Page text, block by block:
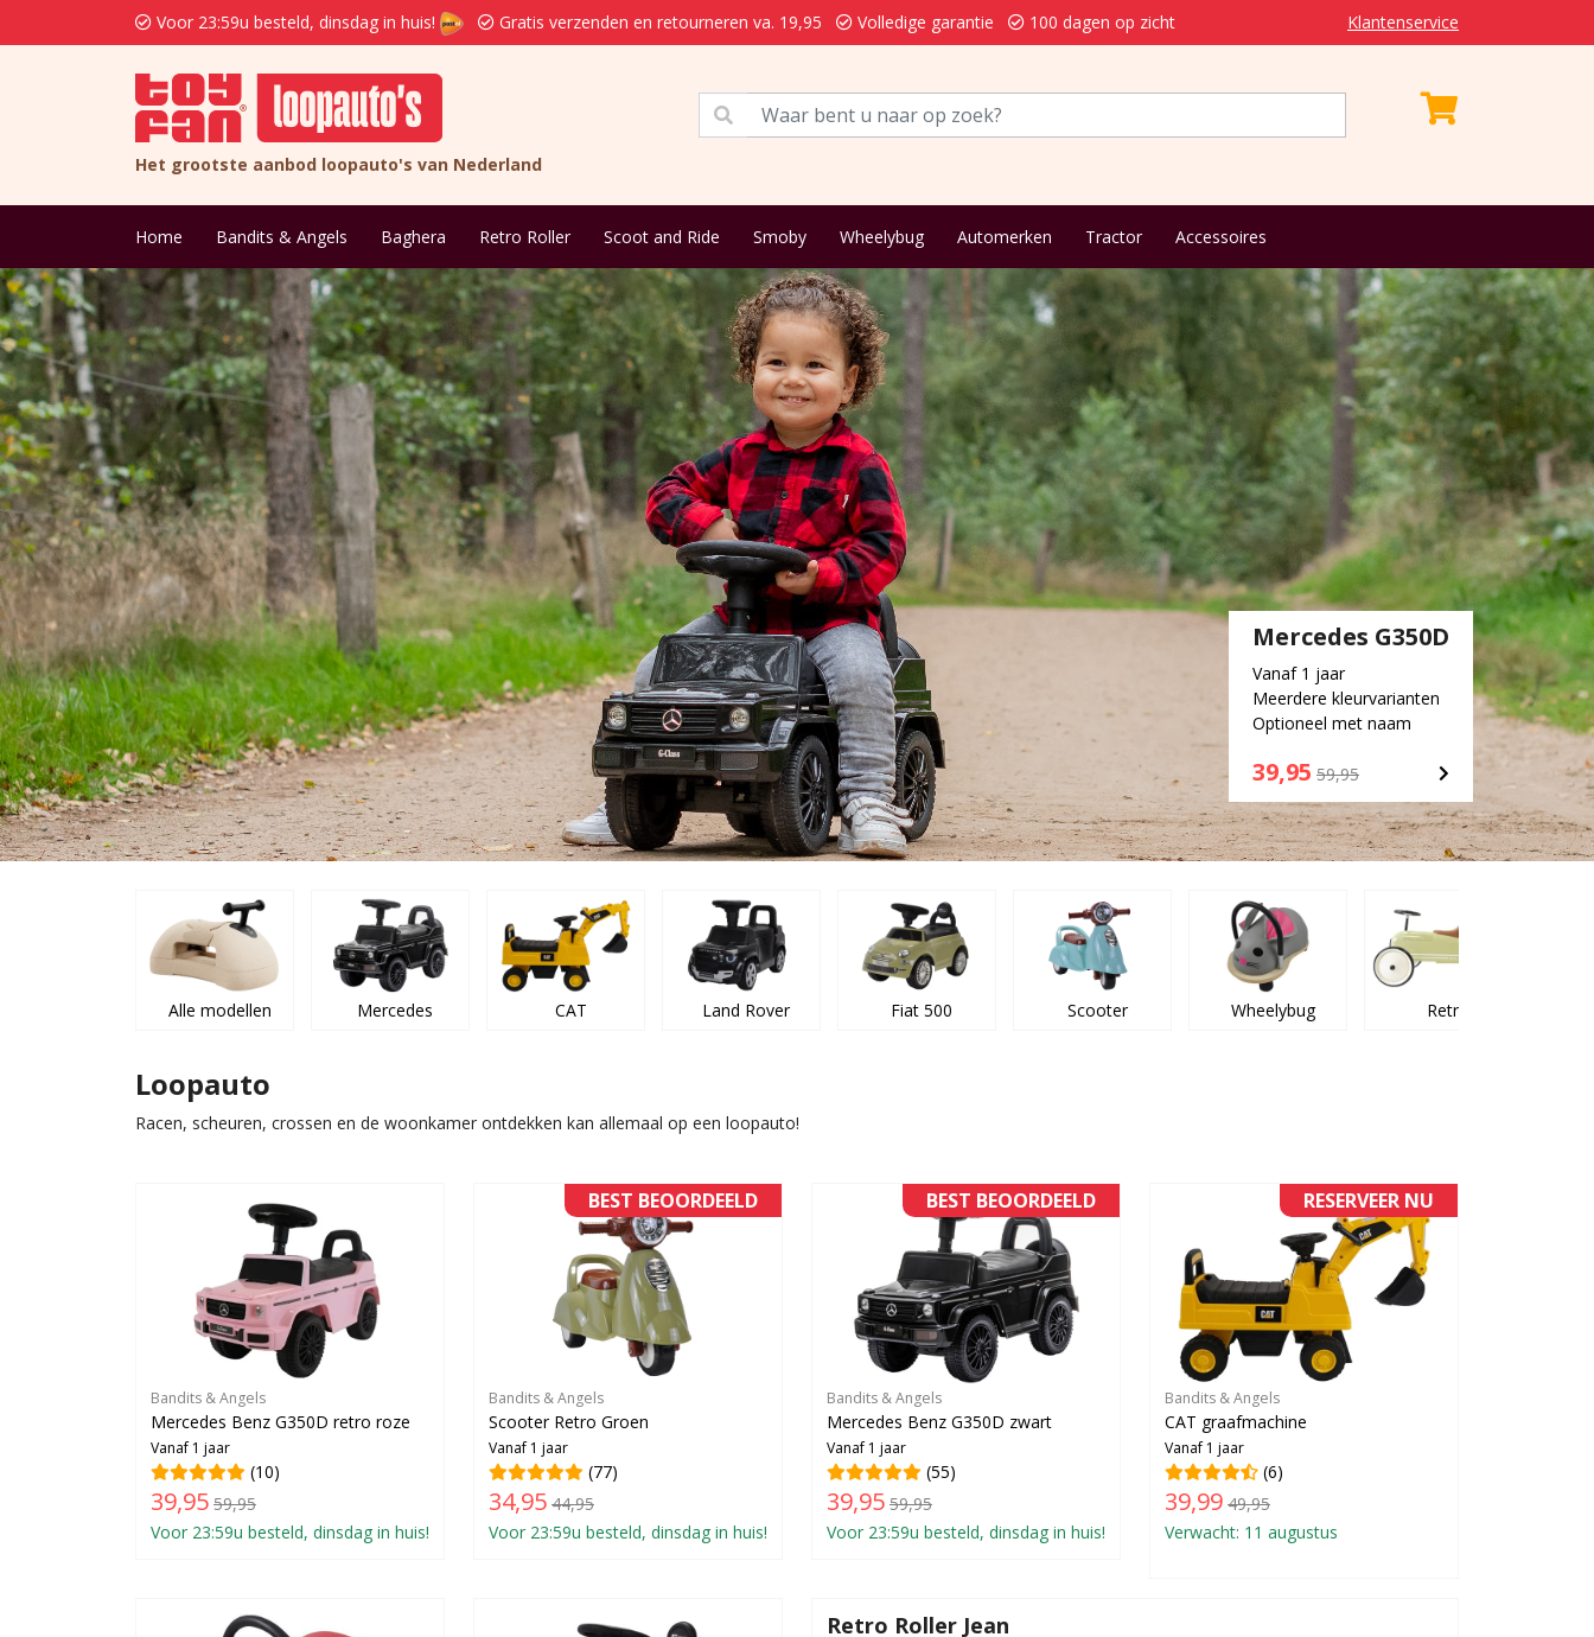
Voor 23:59u besteld, dinsdag in huis! Gratis verzenden en retourneren va. 19,95 Volledige garantie 100 dagen op zicht Klantenservice
Het grootste aanbod loopauto's van Nederland
Home Bandits & Angels Baghera Retro Roller Scoot and Ride Smoby Wheelybug Automerken Tractor Accessoires
Mercedes G350D
Vanaf 1 jaar
Meerdere kleurvarianten
Optioneel met naam
39,95 59,95
Alle modellen Mercedes CAT Land Rover Fiat 500 Scooter Wheelybug Retro
Loopauto
Racen, scheuren, crossen en de woonkamer ontdekken kan allemaal op een loopauto!
Bandits & Angels
Mercedes Benz G350D retro roze
Vanaf 1 jaar
(10)
39,95 59,95
Voor 23:59u besteld, dinsdag in huis!
BEST BEOORDEELD
Bandits & Angels
Scooter Retro Groen
Vanaf 1 jaar
(77)
34,95 44,95
Voor 23:59u besteld, dinsdag in huis!
BEST BEOORDEELD
Bandits & Angels
Mercedes Benz G350D zwart
Vanaf 1 jaar
(55)
39,95 59,95
Voor 23:59u besteld, dinsdag in huis!
RESERVEER NU
Bandits & Angels
CAT graafmachine
Vanaf 1 jaar
(6)
39,99 49,95
Verwacht: 11 augustus
Retro Roller Jean